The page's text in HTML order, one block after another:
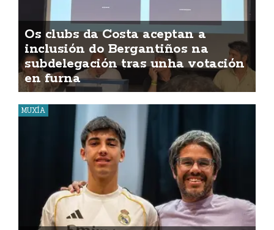
Os clubs da Costa aceptan a
inclusión do Bergantiños na
subdelegación tras unha votación
en furna
MUXÍA